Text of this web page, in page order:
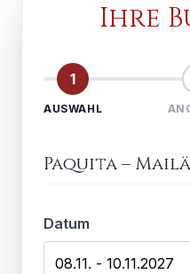
Ihre
1
AUSWAHL
Paquita–
Datum